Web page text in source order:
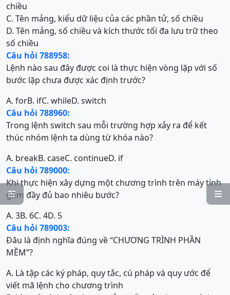


chiều
C. Tên mảng, kiểu dữ liệu của các phần tử, số chiều
D. Tên mảng, số chiều và kích thước tối đa lưu trữ theo
số chiều
Câu hỏi 788958:
Lệnh nào sau đây được coi là thực hiện vòng lặp với số
bước lặp chưa được xác định trước?
A. forB. ifC. whileD. switch
Câu hỏi 788960:
Trong lệnh switch sau mỗi trường hợp xảy ra để kết
thúc nhóm lệnh ta dùng từ khóa nào?
A. breakB. caseC. continueD. if
Câu hỏi 789000:
Khi thực hiện xây dựng một chương trình trên máy tính
gồm đầy đủ bao nhiêu bước?
A. 3B. 6C. 4D. 5
Câu hỏi 789003:
Đâu là định nghĩa đúng về “CHƯƠNG TRÌNH PHẦN
MỀM”?
A. Là tập các ký pháp, quy tắc, cú pháp và quy ước để
viết mã lệnh cho chương trình